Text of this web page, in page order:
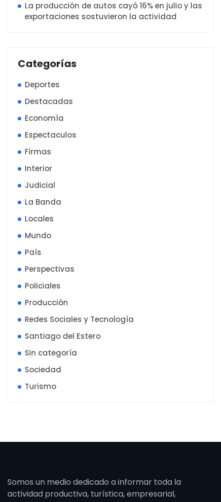
La producción de autos cayó 16% en julio y las
exportaciones sostuvieron la actividad
Categorías
Deportes
Destacadas
Economía
Espectaculos
Firmas
Interior
Judicial
La Banda
Locales
Mundo
País
Perspectivas
Policiales
Producción
Redes Sociales y Tecnología
Santiago del Estero
Sin categoría
Sociedad
Turismo
Somos un medio dedicado a informar toda la
actividad productiva, turística, empresarial,